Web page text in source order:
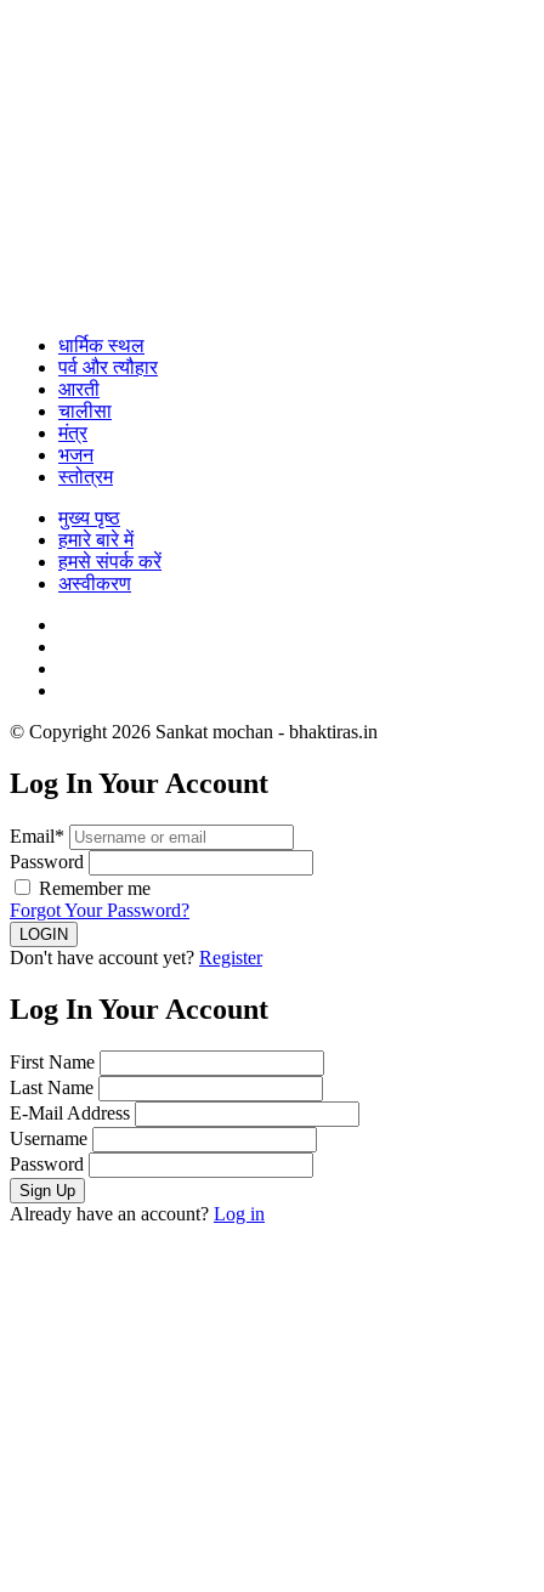
धार्मिक स्थल
पर्व और त्यौहार
आरती
चालीसा
मंत्र
भजन
स्तोत्रम
मुख्य पृष्ठ
हमारे बारे में
हमसे संपर्क करें
अस्वीकरण
© Copyright 2026 Sankat mochan - bhaktiras.in
Log In Your Account
Email*
Password
Remember me
Forgot Your Password?
Don't have account yet? Register
Log In Your Account
First Name
Last Name
E-Mail Address
Username
Password
Already have an account? Log in